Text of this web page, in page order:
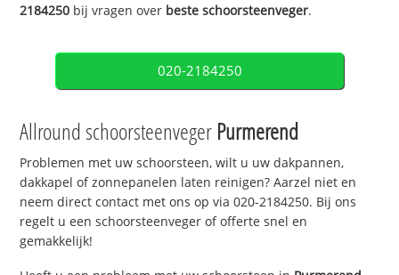
2184250 bij vragen over beste schoorsteenveger.
020-2184250
Allround schoorsteenveger Purmerend
Problemen met uw schoorsteen, wilt u uw dakpannen,
dakkapel of zonnepanelen laten reinigen? Aarzel niet en
neem direct contact met ons op via 020-2184250. Bij ons
regelt u een schoorsteenveger of offerte snel en
gemakkelijk!